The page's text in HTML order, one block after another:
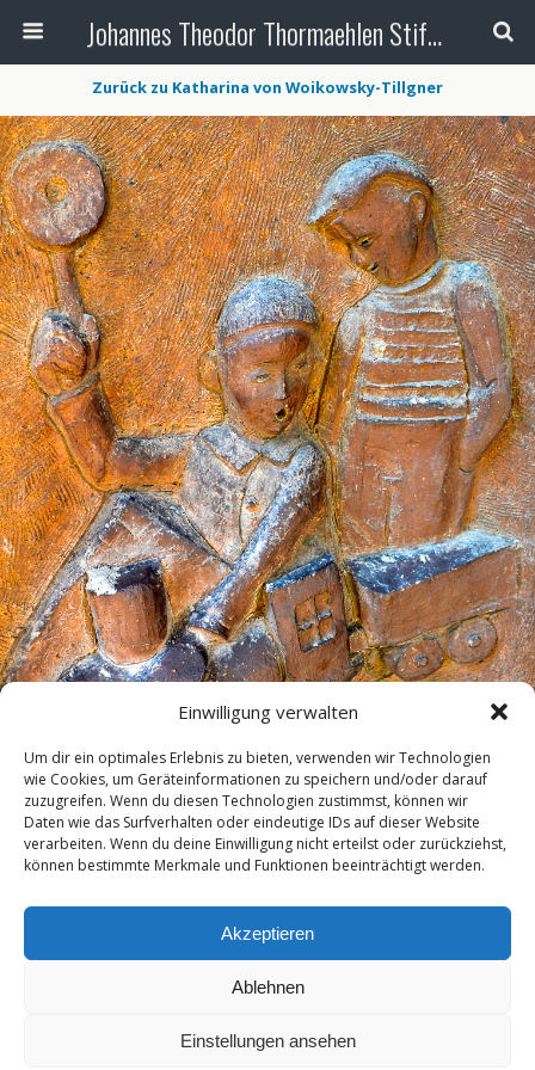
Einwilligung verwalten
Um dir ein optimales Erlebnis zu bieten, verwenden wir Technologien
wie Cookies, um Geräteinformationen zu speichern und/oder darauf
zuzugreifen. Wenn du diesen Technologien zustimmst, können wir
Daten wie das Surfverhalten oder eindeutige IDs auf dieser Website
verarbeiten. Wenn du deine Einwilligung nicht erteilst oder zurückziehst,
können bestimmte Merkmale und Funktionen beeinträchtigt werden.
Akzeptieren
Ablehnen
Einstellungen ansehen
Johannes Theodor Thormaehlen Stiftung
Zurück zu Katharina von Woikowsky-Tillgner
« vorherige in Galerie nächste in Galerie »
Zum Seitenanfang